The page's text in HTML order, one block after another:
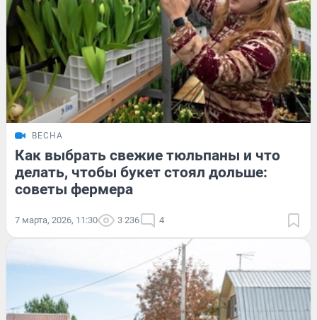
ВЕСНА
Как выбрать свежие тюльпаны и что
делать, чтобы букет стоял дольше:
советы фермера
7 марта, 2026, 11:30 3 236 4